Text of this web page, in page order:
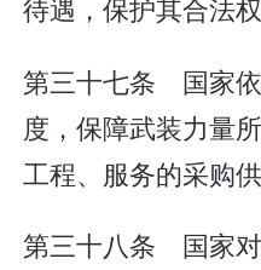
待遇，保护其合法权
第三十七条 国家
度，保障武装力量
工程、服务的采购供
第三十八条 国家